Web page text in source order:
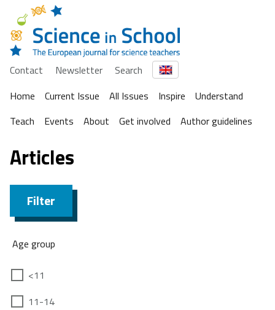
Contact Newsletter
Search
Home
Current Issue All Issues Inspire
Understand
Teach
Events About Get involved Author guidelines
Articles
Filter
Age group
<11
11-14